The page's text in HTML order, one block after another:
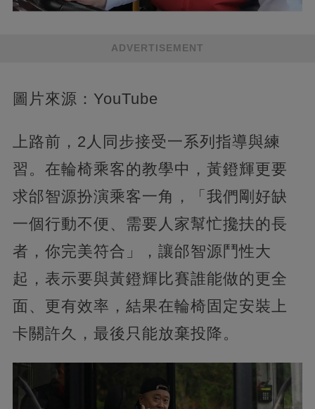
ADVERTISEMENT
圖片來源：YouTube
上路前，2人同步接受一系列指導與練
習。在輪椅乘客的教學中，黃鐙輝更要
求邰智源扮演乘客一角，「我們剛好缺
一個行動不便、需要人家幫忙攙扶的長
者，你完美符合」，讓邰智源鬥性大
起，表示要與黃鐙輝比賽誰能做的更全
面、更有效率，結果在輪椅固定安裝上
卡關許久，最後只能放棄投降。